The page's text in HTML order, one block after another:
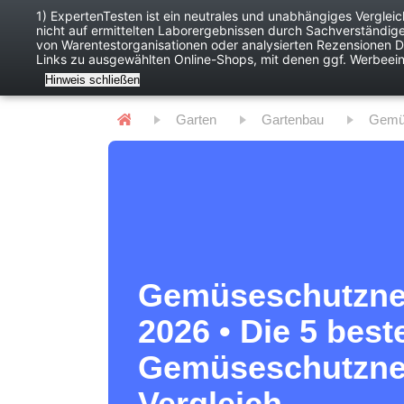
Baby Digitales
Garten Gartenbau
2026 • Die 5
1) ExpertenTesten ist ein neutrales und unabhängiges
nicht auf ermittelten Laborergebnissen durch
von Warentestorganisationen oder analysierten
Links zu ausgewählten Online-Shops, mit denen ggf.
Hinweis schließen